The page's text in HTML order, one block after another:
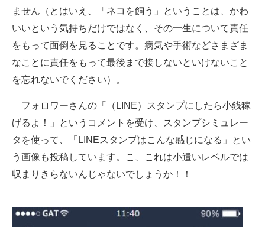
ません（とはいえ、「ネコを飼う」ということは、かわ
いいという気持ちだけではなく、その一生について責任
をもって面倒を見ることです。病気や手術などさまざま
なことに責任をもって最後まで接しないといけないこと
を忘れないでください）。
フォロワーさんの「（LINE）スタンプにしたら小銭稼
げるよ！」というコメントを受け、スタンプシミュレー
タを使って、「LINEスタンプはこんな感じになる」とい
う画像も投稿しています。こ、これは小遣いレベルでは
収まりきらないんじゃないでしょうか！！